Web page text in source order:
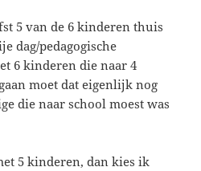
5 van de 6 kinderen thuis
dag/pedagogische
6 kinderen die naar 4
moet dat eigenlijk nog
die naar school moest was
5 kinderen, dan kies ik